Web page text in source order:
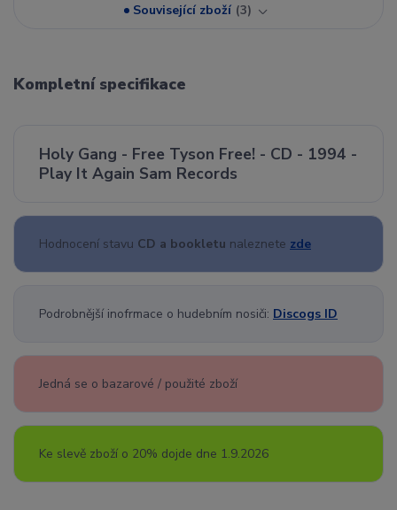
Související zboží 3
Kompletní specifikace
Holy Gang - Free Tyson Free! - CD - 1994 -
Play It Again Sam Records
Hodnocení stavu CD a bookletu naleznete zde
Podrobnější inofrmace o hudebním nosiči: Discogs ID
Jedná se o bazarové / použité zboží
Ke slevě zboží o 20% dojde dne 1.9.2026